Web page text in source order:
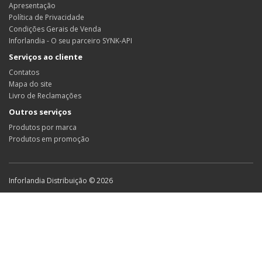
Apresentação
Política de Privacidade
Condições Gerais de Venda
Inforlandia - O seu parceiro SYNK-API
Serviços ao cliente
Contatos
Mapa do site
Livro de Reclamações
Outros serviços
Produtos por marca
Produtos em promoção
Inforlandia Distribuição © 2026